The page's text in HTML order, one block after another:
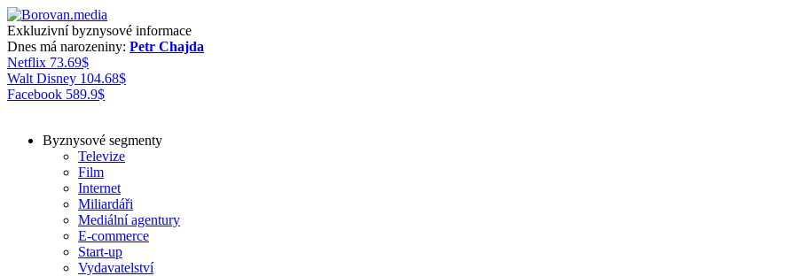
Exkluzivní byznysové informace
Dnes má narozeniny: Petr Chajda
Netflix 73.69$
Walt Disney 104.68$
Facebook 589.9$
Byznysové segmenty
Televize
Film
Internet
Miliardáři
Mediální agentury
E-commerce
Start-up
Vydavatelství